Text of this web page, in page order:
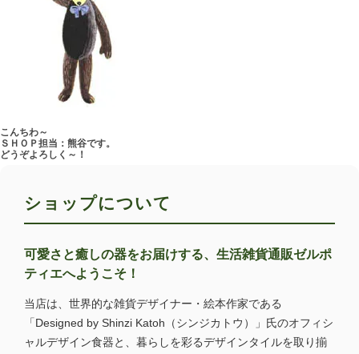
こんちわ～
ＳＨＯＰ担当：熊谷です。
どうぞよろしく～！
ショップについて
可愛さと癒しの器をお届けする、生活雑貨通販ゼルポ
ティエへようこそ！
当店は、世界的な雑貨デザイナー・絵本作家である
「Designed by Shinzi Katoh（シンジカトウ）」氏のオフィシ
ャルデザイン食器と、暮らしを彩るデザインタイルを取り揃